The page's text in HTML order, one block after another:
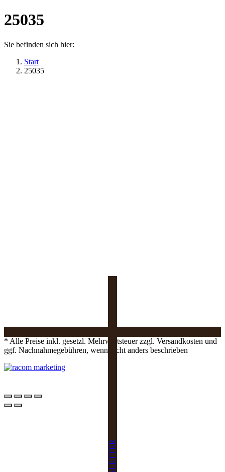
25035
Sie befinden sich hier:
Start
25035
* Alle Preise inkl. gesetzl. Mehrwertsteuer zzgl. Versandkosten und
ggf. Nachnahmegebühren, wenn nicht anders beschrieben